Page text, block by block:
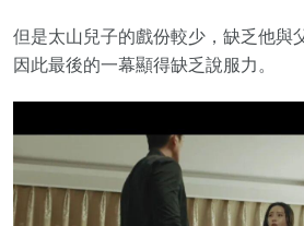
但是太山兒子的戲份較少，缺乏他與
因此最後的一幕顯得缺乏說服力。